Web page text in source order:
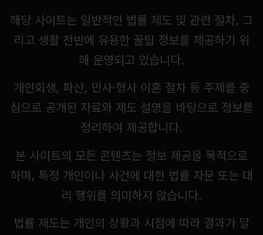
해당 사이트는 일반적인 법률 제도 및 관련 절차, 그
리고 생활 전반에 유용한 꿀팁 정보를 제공하기 위
해 운영되고 있습니다.
개인회생, 파산, 민사·형사 이혼 절차 등 주제를 중
심으로 공개된 자료와 제도 설명을 바탕으로 정보를
정리하여 제공합니다.
본 사이트의 모든 콘텐츠는 정보 제공을 목적으로
하며, 특정 개인이나 사건에 대한 법률 자문 또는 대
리 행위를 의미하지 않습니다.
법률 제도는 개인의 상황과 시점에 따라 결과가 달